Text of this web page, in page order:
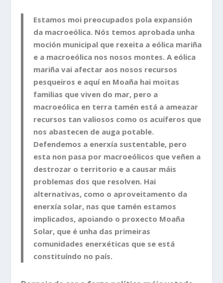
Estamos moi preocupados pola expansión
da macroeólica. Nós temos aprobada unha
moción municipal que rexeita a eólica mariña
e a macroeólica nos nosos montes. A eólica
mariña vai afectar aos nosos recursos
pesqueiros e aquí en Moaña hai moitas
familias que viven do mar, pero a
macroeólica en terra tamén está a ameazar
recursos tan valiosos como os acuíferos que
nos abastecen de auga potable.
Defendemos a enerxía sustentable, pero
esta non pasa por macroeólicos que veñen a
destrozar o territorio e a causar máis
problemas dos que resolven. Hai
alternativas, como o aproveitamento da
enerxía solar, nas que tamén estamos
implicados, apoiando o proxecto Moaña
Solar, que é unha das primeiras
comunidades enerxéticas que se está
constituíndo no país.